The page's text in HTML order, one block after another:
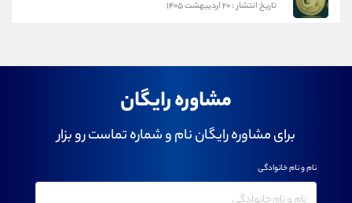
تاریخ انتشار : ۲۰ اردیبهشت ۱۴۰۵
مشاوره رایگان
برای مشاوره رایگان نام و شماره تماست رو بزار
نام و نام خانوادگی